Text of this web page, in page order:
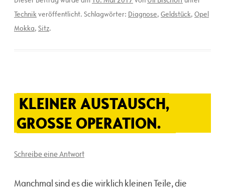
Technikveröffentlicht. Schlagwörter: Diagnose, Geldstück, Opel
Mokka, Sitz.
KLEINER AUSTAUSCH,
GROSSE OPERATION.
Schreibe eine Antwort
Manchmal sind es die wirklich kleinen Teile, die